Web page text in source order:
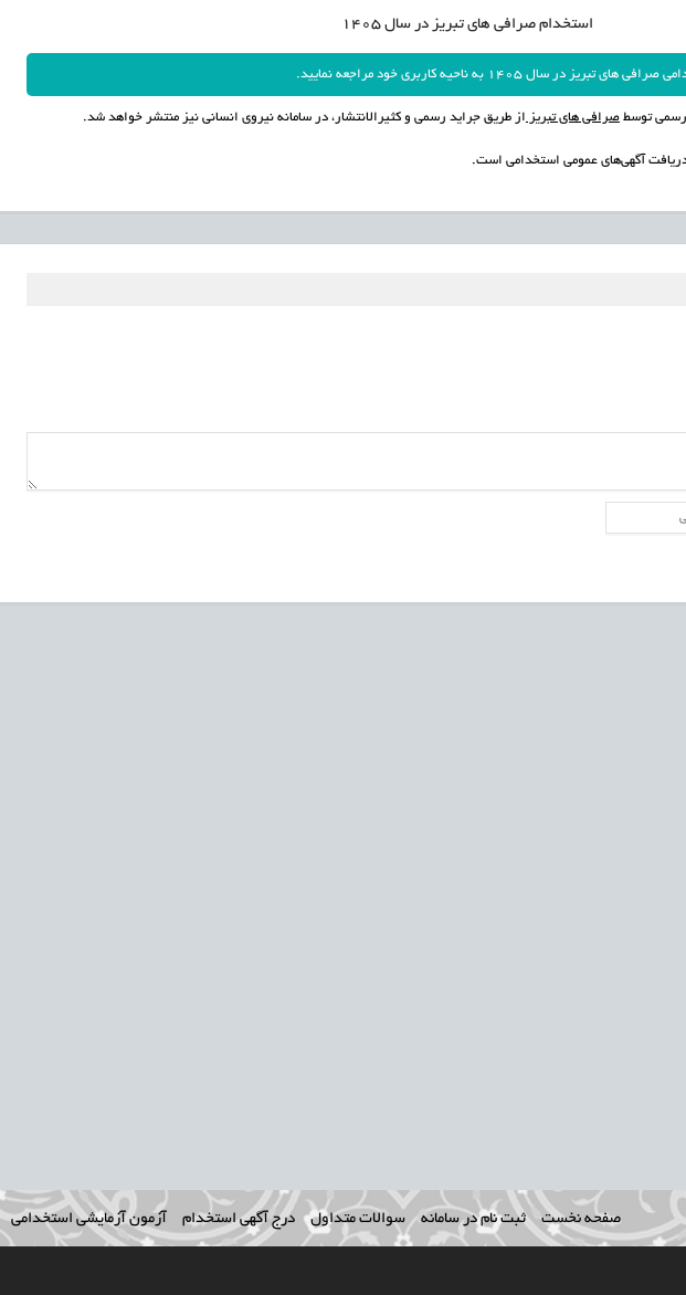
استخدام صرافی های تبریز در سال 1405
1405 به ناحیه کاربری خود مراجعه نمایید.
رسمی توسط صرافی های تبریز از طریق جراید رسمی و کثیرالانتشار، در سامانه نیروی انسانی نیز منتشر خواهد شد.
دریافت آگهی‌های عمومی استخدامی است.
صفحه نخست ثبت نام در سامانه سوالات متداول درج آگهی استخدام آزمون آزمایشی استخدامی